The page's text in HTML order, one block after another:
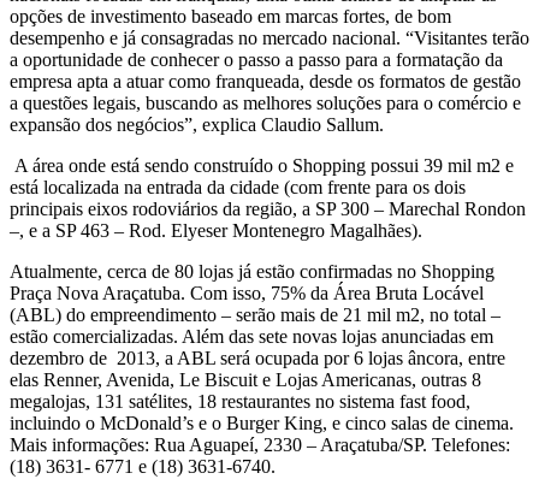
opções de investimento baseado em marcas fortes, de bom
desempenho e já consagradas no mercado nacional. “Visitantes terão
a oportunidade de conhecer o passo a passo para a formatação da
empresa apta a atuar como franqueada, desde os formatos de gestão
a questões legais, buscando as melhores soluções para o comércio e
expansão dos negócios”, explica Claudio Sallum.
A área onde está sendo construído o Shopping possui 39 mil m2 e
está localizada na entrada da cidade (com frente para os dois
principais eixos rodoviários da região, a SP 300 – Marechal Rondon
–, e a SP 463 – Rod. Elyeser Montenegro Magalhães).
Atualmente, cerca de 80 lojas já estão confirmadas no Shopping
Praça Nova Araçatuba. Com isso, 75% da Área Bruta Locável
(ABL) do empreendimento – serão mais de 21 mil m2, no total –
estão comercializadas. Além das sete novas lojas anunciadas em
dezembro de 2013, a ABL será ocupada por 6 lojas âncora, entre
elas Renner, Avenida, Le Biscuit e Lojas Americanas, outras 8
megalojas, 131 satélites, 18 restaurantes no sistema fast food,
incluindo o McDonald’s e o Burger King, e cinco salas de cinema.
Mais informações: Rua Aguapeí, 2330 – Araçatuba/SP. Telefones:
(18) 3631- 6771 e (18) 3631-6740.